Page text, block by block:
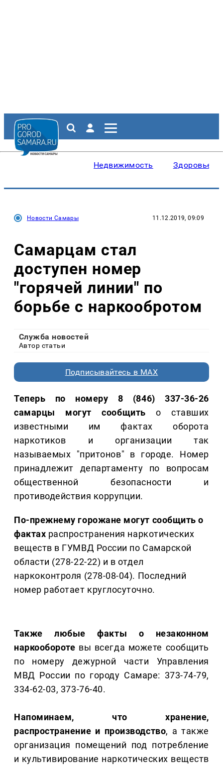
Недвижимость Здоровье
Новости Самары 11.12.2019, 09:09
Самарцам стал
доступен номер
"горячей линии" по
борьбе с наркообротом
Служба новостей
Автор статьи
Подписывайтесь в MAX
Теперь по номеру 8 (846) 337-36-26
самарцы могут сообщить о ставших
известными им фактах оборота
наркотиков и организации так
называемых "притонов" в городе. Номер
принадлежит департаменту по вопросам
общественной безопасности и
противодействия коррупции.
По-прежнему горожане могут сообщить о
фактах распространения наркотических
веществ в ГУМВД России по Самарской
области (278-22-22) и в отдел
наркоконтроля (278-08-04). Последний
номер работает круглосуточно.
Также любые факты о незаконном
наркообороте вы всегда можете сообщить
по номеру дежурной части Управления
МВД России по городу Самаре: 373-74-79,
334-62-03, 373-76-40.
Напоминаем, что хранение,
распространение и производство, а также
организация помещений под потребление
и культивирование наркотических веществ